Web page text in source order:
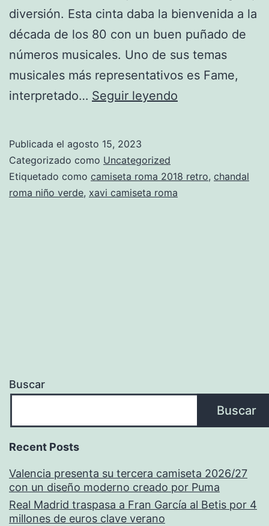
diversión. Esta cinta daba la bienvenida a la
década de los 80 con un buen puñado de
números musicales. Uno de sus temas
musicales más representativos es Fame,
interpretado… Seguir leyendo
de
roma
Publicada el agosto 15, 2023
Categorizado como Uncategorized
Etiquetado como camiseta roma 2018 retro, chandal
roma niño verde, xavi camiseta roma
Buscar
Buscar
Recent Posts
Valencia presenta su tercera camiseta 2026/27
con un diseño moderno creado por Puma
Real Madrid traspasa a Fran García al Betis por 4
millones de euros clave verano